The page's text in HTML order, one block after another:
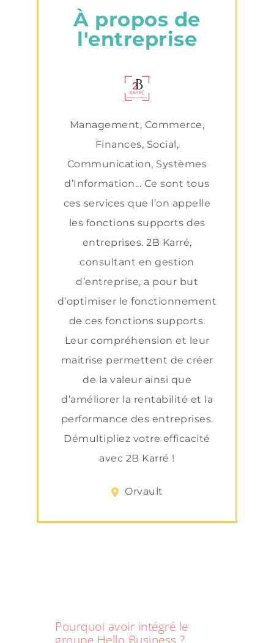
À propos de
l'entreprise
Management, Commerce,
Finances, Social,
Communication, Systèmes
d’Information... Ce sont tous
ces services que l’on appelle
les fonctions supports des
entreprises. 2B Karré,
consultant en gestion
d’entreprise, a pour but
d’optimiser le fonctionnement
de ces fonctions supports.
Leur compréhension et leur
maitrise permettent de créer
de la valeur ainsi que
d’améliorer la rentabilité et la
performance des entreprises.
Démultipliez votre efficacité
avec 2B Karré !
Orvault
Pourquoi avoir intégré le